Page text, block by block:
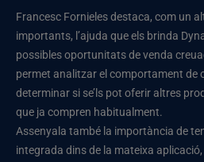
Francesc Fornieles destaca, com un
importants, l’ajuda que els brinda
possibles oportunitats de venda
permet analitzar el comportament de
determinar si se’ls pot oferir altres
que ja compren habitualment.
Assenyala també la importància de
integrada dins de la mateixa